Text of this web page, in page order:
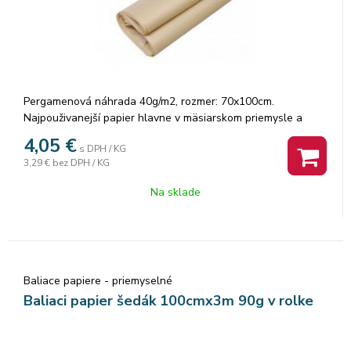
Pergamenová náhrada 40g/m2, rozmer: 70x100cm.
Najpouživanejší papier hlavne v mäsiarskom priemysle a
4,05 € s DPH / KG
3,29 € bez DPH / KG
Na sklade
Baliace papiere - priemyselné
Baliaci papier šedák 100cmx3m 90g v rolke